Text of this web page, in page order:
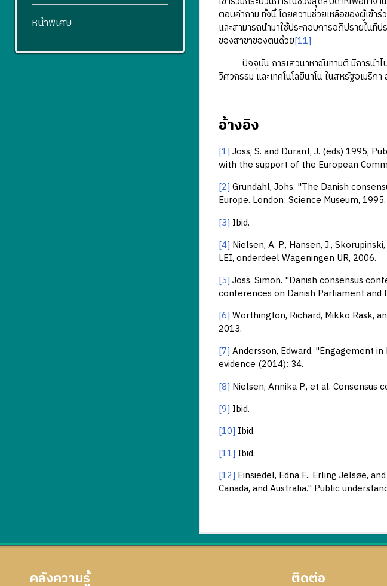
ตอบคำถาม ทั้งนี้ โดยความช่วยเหลือของผู้เข้า
และสามารถนำมาใช้ประกอบการอภิปรายในที่
ของสาขาของตนด้วย[11]
ปัจจุบัน การเสวนาหาฉันทามติ มีการนำไป
วิศวกรรม และเทคโนโลยีนาโน ในสหรัฐอเมริ
อ้างอิง
[1] Joss, S. and Durant, J. (eds) 1995,
with the support of the European
[2] Grundahl, Johs. "The Danish
Europe. London: Science Museum, 1995.
[3] Ibid.
[4] Nielsen, A. P., Hansen, J.,
LEI, onderdeel Wageningen UR, 2006.
[5] Joss, Simon. "Danish consensus
conferences on Danish Parliament and
[6] Worthington, Richard, Mikko Rask,
2013.
[7] Andersson, Edward. "Engagement
evidence (2014): 34.
[8] Nielsen, Annika P., et al. Consensus
[9] Ibid.
[10] Ibid.
[11] Ibid.
[12] Einsiedel, Edna F., Erling Jelsøe,
Canada, and Australia." Public
หน้าพิเศษ
คลังความรู้ ติดต่อ